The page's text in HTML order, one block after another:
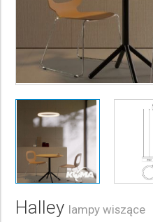
Halley lampy wiszące